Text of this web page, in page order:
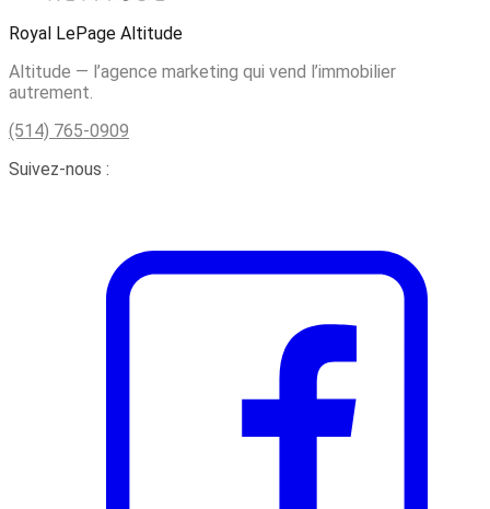
Royal LePage Altitude
Altitude — l’agence marketing qui vend l’immobilier
autrement.
(514) 765-0909
Suivez-nous :